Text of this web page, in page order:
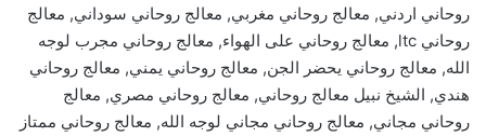
روحاني اردني, معالج روحاني مغربي, معالج روحاني سوداني, معالج
روحاني ltc, معالج روحاني على الهواء, معالج روحاني مجرب لوجه
الله, معالج روحاني يحضر الجن, معالج روحاني يمني, معالج روحاني
هندي, الشيخ نبيل معالج روحاني, معالج روحاني مصري, معالج
روحاني مجاني, معالج روحاني مجاني لوجه الله, معالج روحاني ممتاز